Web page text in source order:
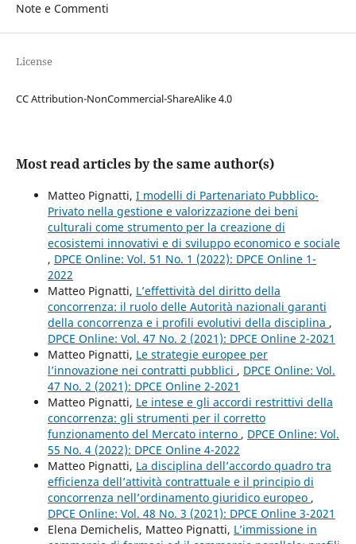
Note e Commenti
License
CC Attribution-NonCommercial-ShareAlike 4.0
Most read articles by the same author(s)
Matteo Pignatti, I modelli di Partenariato Pubblico-
Privato nella gestione e valorizzazione dei beni
culturali come strumento per la creazione di
ecosistemi innovativi e di sviluppo economico e sociale
, DPCE Online: Vol. 51 No. 1 (2022): DPCE Online 1-
2022
Matteo Pignatti, L’effettività del diritto della
concorrenza: il ruolo delle Autorità nazionali garanti
della concorrenza e i profili evolutivi della disciplina ,
DPCE Online: Vol. 47 No. 2 (2021): DPCE Online 2-2021
Matteo Pignatti, Le strategie europee per
l’innovazione nei contratti pubblici , DPCE Online: Vol.
47 No. 2 (2021): DPCE Online 2-2021
Matteo Pignatti, Le intese e gli accordi restrittivi della
concorrenza: gli strumenti per il corretto
funzionamento del Mercato interno , DPCE Online: Vol.
55 No. 4 (2022): DPCE Online 4-2022
Matteo Pignatti, La disciplina dell’accordo quadro tra
efficienza dell’attività contrattuale e il principio di
concorrenza nell’ordinamento giuridico europeo ,
DPCE Online: Vol. 48 No. 3 (2021): DPCE Online 3-2021
Elena Demichelis, Matteo Pignatti, L’immissione in